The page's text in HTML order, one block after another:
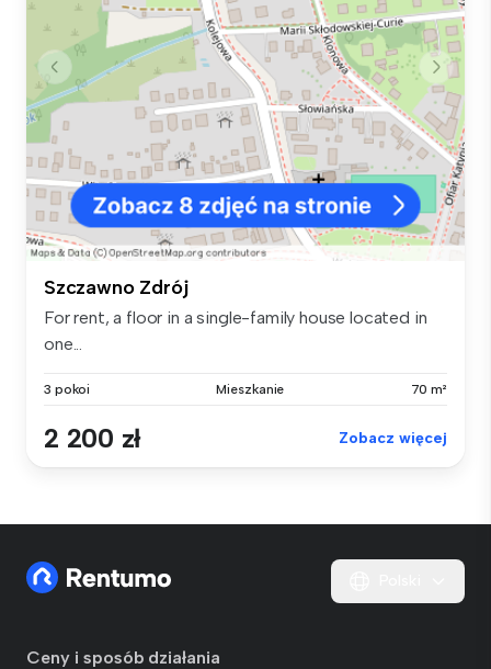
Szczawno Zdrój
For rent, a floor in a single-family house located in
one...
3 pokoi Mieszkanie 70 m²
2 200 zł Zobacz więcej
Ceny i sposób działania